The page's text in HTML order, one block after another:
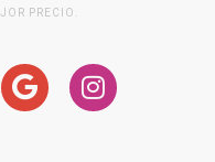
PRECIO.